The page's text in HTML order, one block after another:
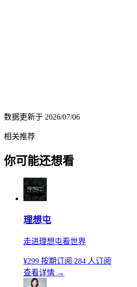
数据更新于 2026/07/06
相关推荐
你可能还想看
理想屯
走进理想屯看世界
¥299 按期订阅 284 人订阅
查看详情 →